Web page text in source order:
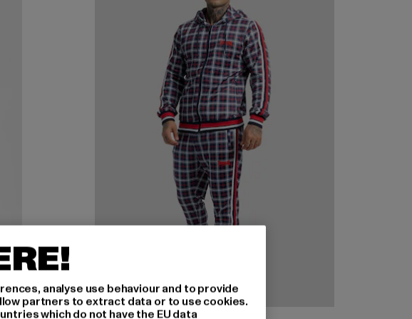
analyse use behaviour and to provide
partners to extract data or to use cookies.
which do not have the EU data